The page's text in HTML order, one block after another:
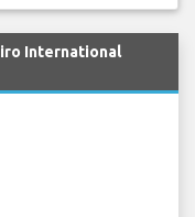
International